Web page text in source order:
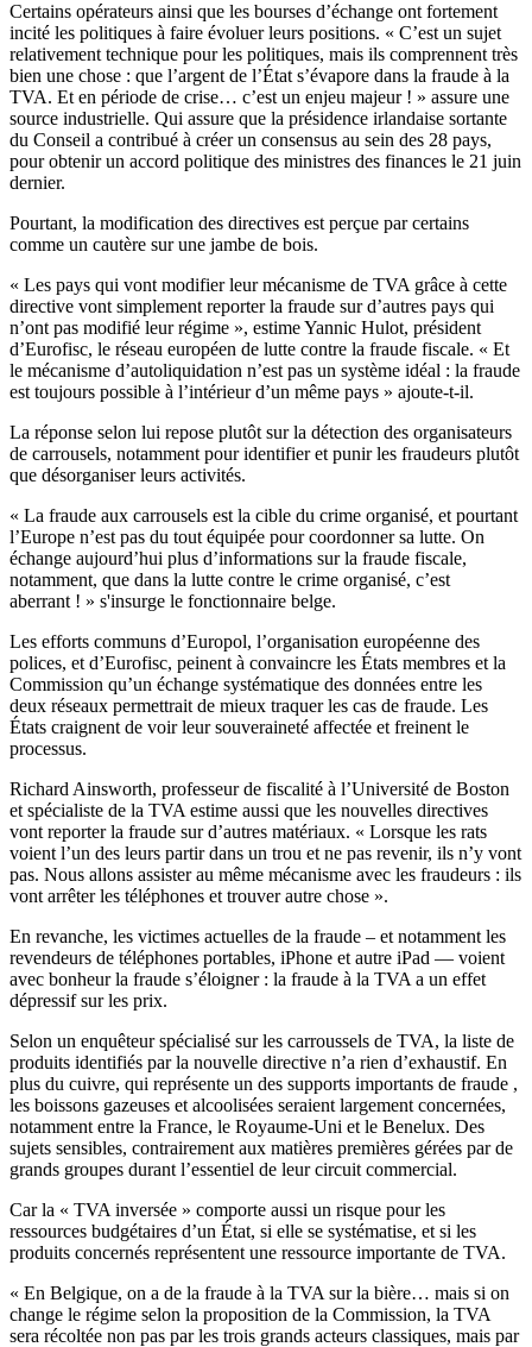
Certains opérateurs ainsi que les bourses d’échange ont fortement
incité les politiques à faire évoluer leurs positions. « C’est un sujet
relativement technique pour les politiques, mais ils comprennent très
bien une chose : que l’argent de l’État s’évapore dans la fraude à la
TVA. Et en période de crise… c’est un enjeu majeur ! » assure une
source industrielle. Qui assure que la présidence irlandaise sortante
du Conseil a contribué à créer un consensus au sein des 28 pays,
pour obtenir un accord politique des ministres des finances le 21 juin
dernier.
Pourtant, la modification des directives est perçue par certains
comme un cautère sur une jambe de bois.
« Les pays qui vont modifier leur mécanisme de TVA grâce à cette
directive vont simplement reporter la fraude sur d’autres pays qui
n’ont pas modifié leur régime », estime Yannic Hulot, président
d’Eurofisc, le réseau européen de lutte contre la fraude fiscale. « Et
le mécanisme d’autoliquidation n’est pas un système idéal : la fraude
est toujours possible à l’intérieur d’un même pays » ajoute-t-il.
La réponse selon lui repose plutôt sur la détection des organisateurs
de carrousels, notamment pour identifier et punir les fraudeurs plutôt
que désorganiser leurs activités.
« La fraude aux carrousels est la cible du crime organisé, et pourtant
l’Europe n’est pas du tout équipée pour coordonner sa lutte. On
échange aujourd’hui plus d’informations sur la fraude fiscale,
notamment, que dans la lutte contre le crime organisé, c’est
aberrant ! » s'insurge le fonctionnaire belge.
Les efforts communs d’Europol, l’organisation européenne des
polices, et d’Eurofisc, peinent à convaincre les États membres et la
Commission qu’un échange systématique des données entre les
deux réseaux permettrait de mieux traquer les cas de fraude. Les
États craignent de voir leur souveraineté affectée et freinent le
processus.
Richard Ainsworth, professeur de fiscalité à l’Université de Boston
et spécialiste de la TVA estime aussi que les nouvelles directives
vont reporter la fraude sur d’autres matériaux. « Lorsque les rats
voient l’un des leurs partir dans un trou et ne pas revenir, ils n’y vont
pas. Nous allons assister au même mécanisme avec les fraudeurs : ils
vont arrêter les téléphones et trouver autre chose ».
En revanche, les victimes actuelles de la fraude – et notamment les
revendeurs de téléphones portables, iPhone et autre iPad — voient
avec bonheur la fraude s’éloigner : la fraude à la TVA a un effet
dépressif sur les prix.
Selon un enquêteur spécialisé sur les carroussels de TVA, la liste de
produits identifiés par la nouvelle directive n’a rien d’exhaustif. En
plus du cuivre, qui représente un des supports importants de fraude ,
les boissons gazeuses et alcoolisées seraient largement concernées,
notamment entre la France, le Royaume-Uni et le Benelux. Des
sujets sensibles, contrairement aux matières premières gérées par de
grands groupes durant l’essentiel de leur circuit commercial.
Car la « TVA inversée » comporte aussi un risque pour les
ressources budgétaires d’un État, si elle se systématise, et si les
produits concernés représentent une ressource importante de TVA.
« En Belgique, on a de la fraude à la TVA sur la bière… mais si on
change le régime selon la proposition de la Commission, la TVA
sera récoltée non pas par les trois grands acteurs classiques, mais par